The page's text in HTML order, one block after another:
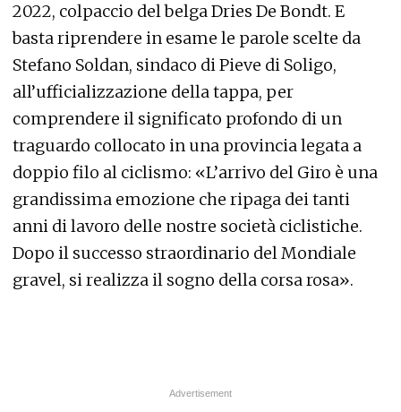
2022, colpaccio del belga Dries De Bondt. E
basta riprendere in esame le parole scelte da
Stefano Soldan, sindaco di Pieve di Soligo,
all’ufficializzazione della tappa, per
comprendere il significato profondo di un
traguardo collocato in una provincia legata a
doppio filo al ciclismo: «L’arrivo del Giro è una
grandissima emozione che ripaga dei tanti
anni di lavoro delle nostre società ciclistiche.
Dopo il successo straordinario del Mondiale
gravel, si realizza il sogno della corsa rosa».